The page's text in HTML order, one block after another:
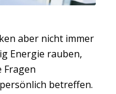
aber nicht immer
Energie rauben,
Fragen
betreffen.